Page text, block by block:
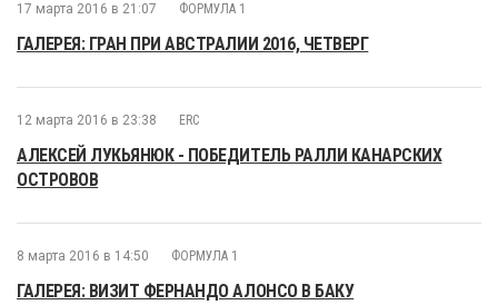
17 марта 2016 в 21:07 ФОРМУЛА 1
ГАЛЕРЕЯ: ГРАН ПРИ АВСТРАЛИИ 2016, ЧЕТВЕРГ
12 марта 2016 в 23:38 ERC
АЛЕКСЕЙ ЛУКЬЯНЮК - ПОБЕДИТЕЛЬ РАЛЛИ КАНАРСКИХ
ОСТРОВОВ
8 марта 2016 в 14:50 ФОРМУЛА 1
ГАЛЕРЕЯ: ВИЗИТ ФЕРНАНДО АЛОНСО В БАКУ